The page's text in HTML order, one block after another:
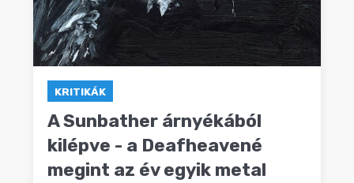
KRITIKÁK
A Sunbather árnyékából
kilépve - a Deafheavené
megint az év egyik metal